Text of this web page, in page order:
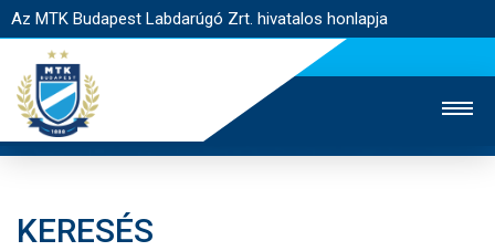
Az MTK Budapest Labdarúgó Zrt. hivatalos honlapja
KERESÉS